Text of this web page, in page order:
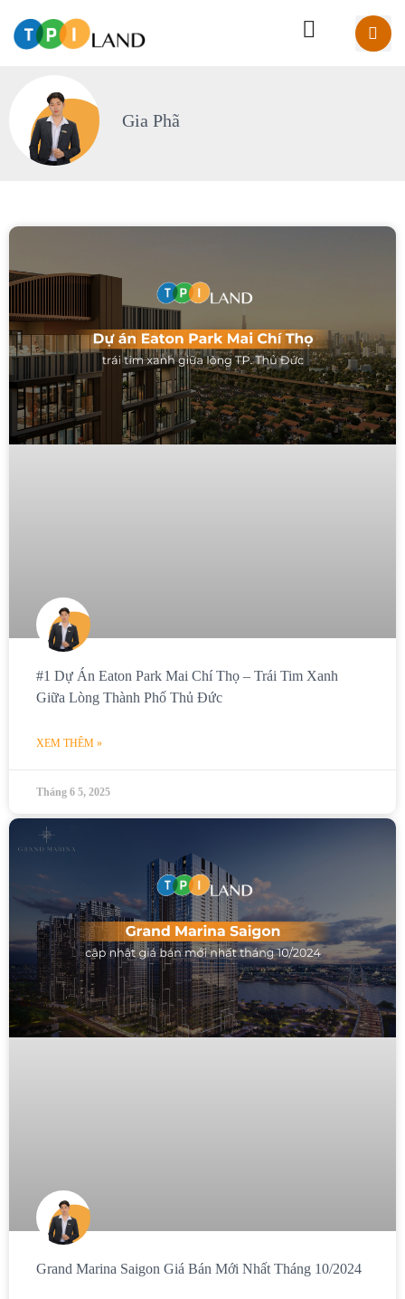
Gia Phã
#1 Dự Án Eaton Park Mai Chí Thọ – Trái Tim Xanh
Giữa Lòng Thành Phố Thủ Đức
XEM THÊM »
Tháng 6 5, 2025
Grand Marina Saigon Giá Bán Mới Nhất Tháng 10/2024